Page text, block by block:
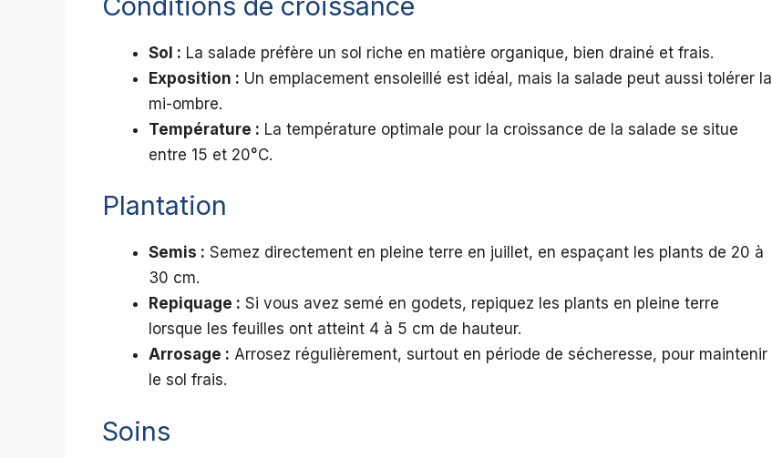
Sol : La salade préfère un sol riche en matière organique, bien drainé et frais.
Exposition : Un emplacement ensoleillé est idéal, mais la salade peut aussi tolérer la
mi-ombre.
Température : La température optimale pour la croissance de la salade se situe
entre 15 et 20°C.
Plantation
Semis : Semez directement en pleine terre en juillet, en espaçant les plants de 20 à
30 cm.
Repiquage : Si vous avez semé en godets, repiquez les plants en pleine terre
lorsque les feuilles ont atteint 4 à 5 cm de hauteur.
Arrosage : Arrosez régulièrement, surtout en période de sécheresse, pour maintenir
le sol frais.
Soins